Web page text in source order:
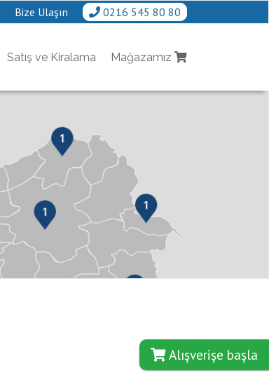
Bize Ulaşın 0216 545 80 80
Satış ve Kiralama Mağazamız
Alışverişe başla